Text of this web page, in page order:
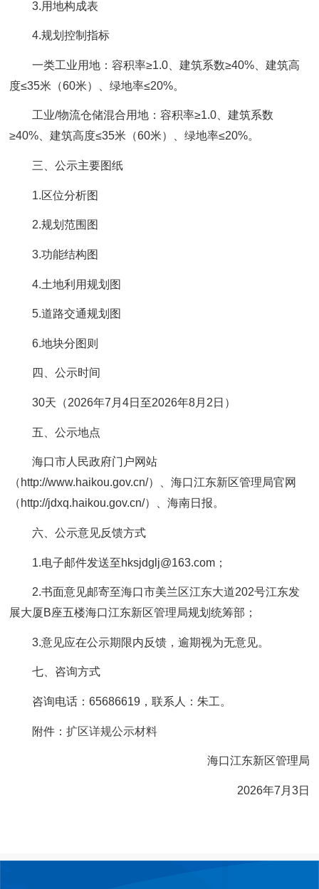
3.用地构成表
4.规划控制指标
一类工业用地：容积率≥1.0、建筑系数≥40%、建筑高
度≤35米（60米）、绿地率≤20%。
工业/物流仓储混合用地：容积率≥1.0、建筑系数
≥40%、建筑高度≤35米（60米）、绿地率≤20%。
三、公示主要图纸
1.区位分析图
2.规划范围图
3.功能结构图
4.土地利用规划图
5.道路交通规划图
6.地块分图则
四、公示时间
30天（2026年7月4日至2026年8月2日）
五、公示地点
海口市人民政府门户网站
（http://www.haikou.gov.cn/）、海口江东新区管理局官网
（http://jdxq.haikou.gov.cn/）、海南日报。
六、公示意见反馈方式
1.电子邮件发送至hksjdglj@163.com；
2.书面意见邮寄至海口市美兰区江东大道202号江东发
展大厦B座五楼海口江东新区管理局规划统筹部；
3.意见应在公示期限内反馈，逾期视为无意见。
七、咨询方式
咨询电话：65686619，联系人：朱工。
附件：扩区详规公示材料
海口江东新区管理局
2026年7月3日